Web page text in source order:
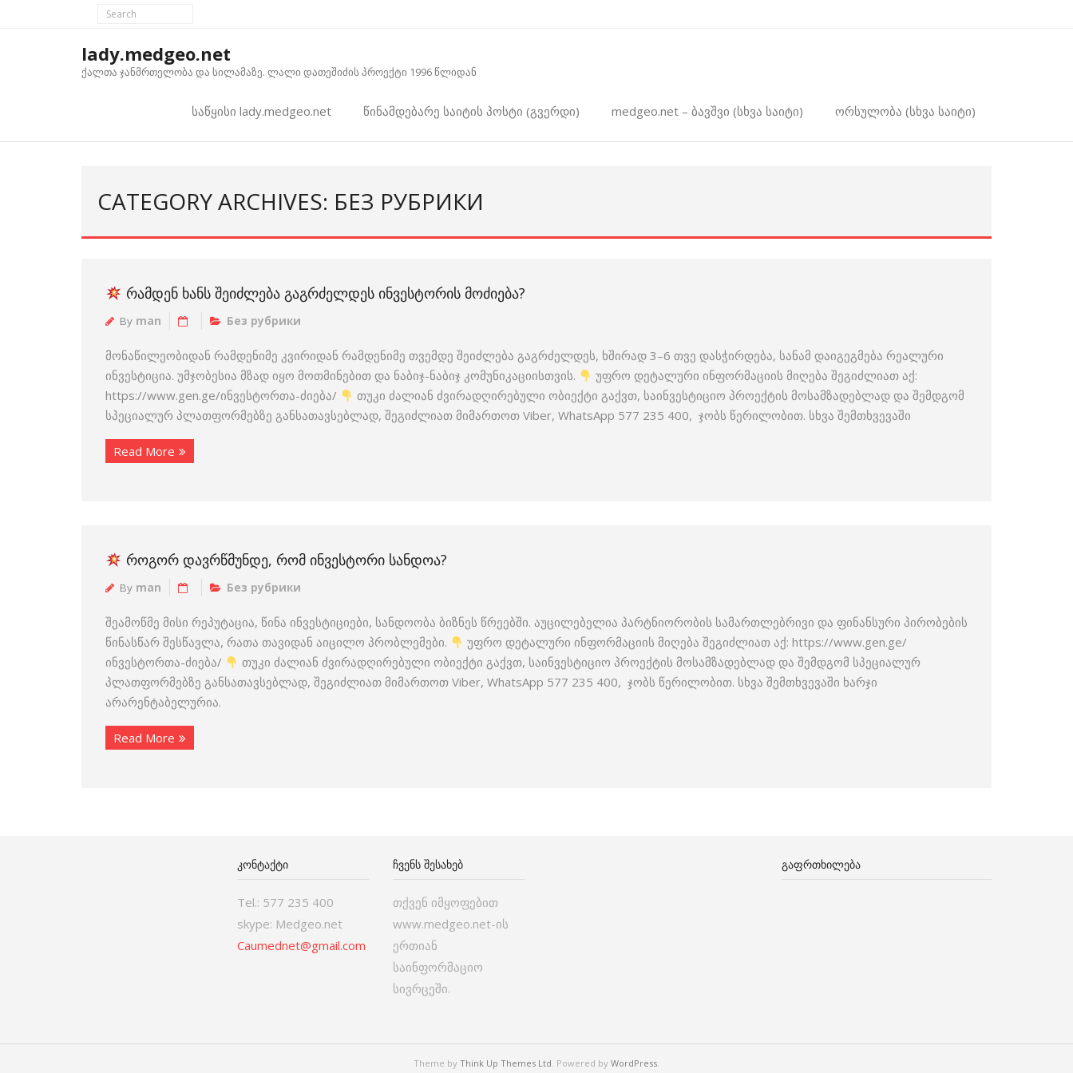
lady.medgeo.net
ქალთა ჯანმრთელობა და სილამაზე. ლალი დათეშიძის პროექტი 1996 წლიდან
საწყისი lady.medgeo.net წინამდებარე საიტის პოსტი (გვერდი) medgeo.net – ბავშვი (სხვა საიტი) ორსულობა (სხვა საიტი)
CATEGORY ARCHIVES: БЕЗ РУБРИКИ
ᲠᲐᲛᲓᲔᲜ ᲮᲐᲜᲡ ᲨᲔᲘᲫᲚᲔᲑᲐ ᲒᲐᲒᲠᲫᲔᲚᲓᲔᲡ ᲘᲜᲕᲔᲡᲢᲝᲠᲘᲡ ᲛᲝᲫᲘᲔᲑᲐ?
By man Без рубрики
მონაწილეობიდან რამდენიმე კვირიდან რამდენიმე თვემდე შეიძლება გაგრძელდეს, ხშირად 3–6 თვე დასჭირდება, სანამ დაიგეგმება რეალური
ინვესტიცია. უმჯობესია მზად იყო მოთმინებით და ნაბიჯ-ნაბიჯ კომუნიკაციისთვის.
უფრო დეტალური ინფორმაციის მიღება შეგიძლიათ აქ:
https://www.gen.ge/ინვესტორთა-ძიება/
თუკი ძალიან ძვირადღირებული ობიექტი გაქვთ, საინვესტიციო პროექტის მოსამზადებლად და შემდგომ
სპეციალურ პლათფორმებზე განსათავსებლად, შეგიძლიათ მიმართოთ Viber, WhatsApp 577 235 400, ჯობს წერილობით. სხვა შემთხვევაში
Read More
ᲠᲝᲒᲝᲠ ᲓᲐᲕᲠᲬᲛᲣᲜᲓᲔ, ᲠᲝᲛ ᲘᲜᲕᲔᲡᲢᲝᲠᲘ ᲡᲐᲜᲓᲝᲐ?
By man Без рубрики
შეამოწმე მისი რეპუტაცია, წინა ინვესტიციები, სანდოობა ბიზნეს წრეებში. აუცილებელია პარტნიორობის სამართლებრივი და ფინანსური პირობების
წინასწარ შესწავლა, რათა თავიდან აიცილო პრობლემები.
უფრო დეტალური ინფორმაციის მიღება შეგიძლიათ აქ: https://www.gen.ge/
ინვესტორთა-ძიება/
თუკი ძალიან ძვირადღირებული ობიექტი გაქვთ, საინვესტიციო პროექტის მოსამზადებლად და შემდგომ სპეციალურ
პლათფორმებზე განსათავსებლად, შეგიძლიათ მიმართოთ Viber, WhatsApp 577 235 400, ჯობს წერილობით. სხვა შემთხვევაში ხარჯი
არარენტაბელურია.
Read More
ᲙᲝᲜᲢᲐᲥᲢᲘ
Tel.: 577 235 400
skype: Medgeo.net
Caumednet@gmail.com
ᲩᲕᲔᲜᲡ ᲨᲔᲡᲐᲮᲔᲑ
თქვენ იმყოფებით
www.medgeo.net-ის
ერთიან
საინფორმაციო
სივრცეში.
ᲒᲐᲤᲠᲗᲮᲘᲚᲔᲑᲐ
Theme by Think Up Themes Ltd. Powered by WordPress.